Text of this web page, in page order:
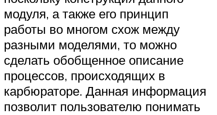
модуля, а также его принцип
работы во многом схож между
разными моделями, то можно
сделать обобщенное описание
процессов, происходящих в
карбюраторе. Данная информация
позволит пользователю понимать